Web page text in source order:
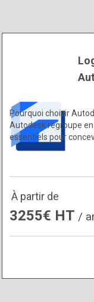
Pourquoi choisir
Autodesk regroupe
essentiels pour
À partir de
3255€ HT /